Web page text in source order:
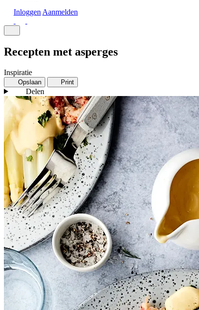
Inloggen Aanmelden
Recepten met asperges
Inspiratie
Opslaan Print
Delen